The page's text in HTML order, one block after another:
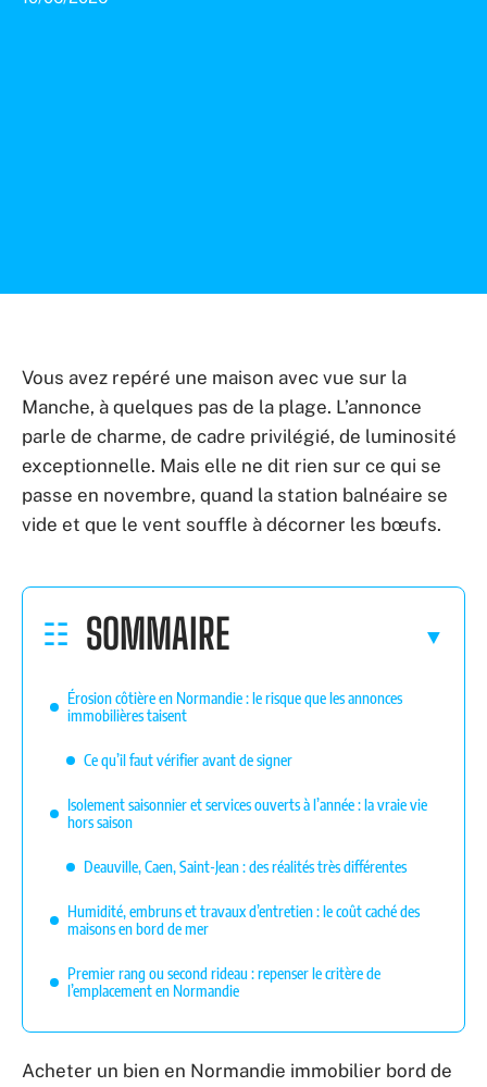
Vous avez repéré une maison avec vue sur la
Manche, à quelques pas de la plage. L’annonce
parle de charme, de cadre privilégié, de luminosité
exceptionnelle. Mais elle ne dit rien sur ce qui se
passe en novembre, quand la station balnéaire se
vide et que le vent souffle à décorner les bœufs.
SOMMAIRE
Érosion côtière en Normandie : le risque que les annonces
immobilières taisent
Ce qu’il faut vérifier avant de signer
Isolement saisonnier et services ouverts à l’année : la vraie vie
hors saison
Deauville, Caen, Saint-Jean : des réalités très différentes
Humidité, embruns et travaux d’entretien : le coût caché des
maisons en bord de mer
Premier rang ou second rideau : repenser le critère de
l’emplacement en Normandie
Acheter un bien en Normandie immobilier bord de